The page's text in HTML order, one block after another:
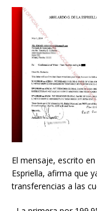
El mensaje, escrito
Espriella, afirma que
transferencias a las